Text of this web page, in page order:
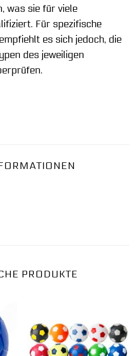
was sie für viele
Für spezifische
es sich jedoch, die
des jeweiligen
PRODUKTE